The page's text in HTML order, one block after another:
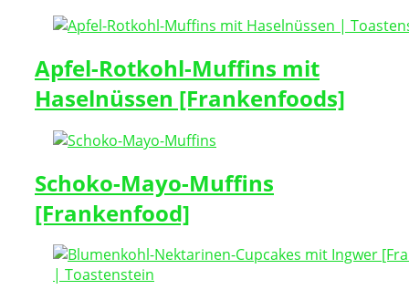
Apfel-Rotkohl-Muffins mit
Haselnüssen [Frankenfoods]
Schoko-Mayo-Muffins
[Frankenfood]